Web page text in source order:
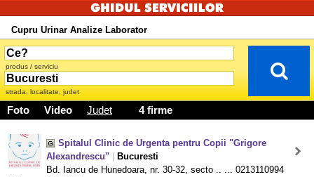
Cupru Urinar Analize Laborator
produs / serviciu
strada, localitate, judet
Foto Video Judet 4 firme
Spitalul Clinic de Urgenta pentru Copii "Grigore
Alexandrescu"
Bucuresti
Bd. Iancu de Hunedoara, nr. 30-32, secto .. ... 0213110994